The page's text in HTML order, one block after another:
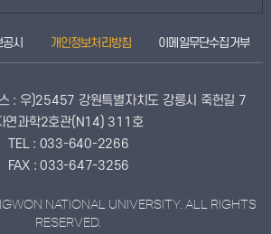
시 개인정보처리방침 이메일무단수집거부
: 우)25457 강원특별자치도 강릉시 죽헌길 7
연과학2호관(N14) 311호
TEL : 033-640-2266
FAX : 033-647-3256
NATIONAL UNIVERSITY. ALL RIGHTS
RESERVED.